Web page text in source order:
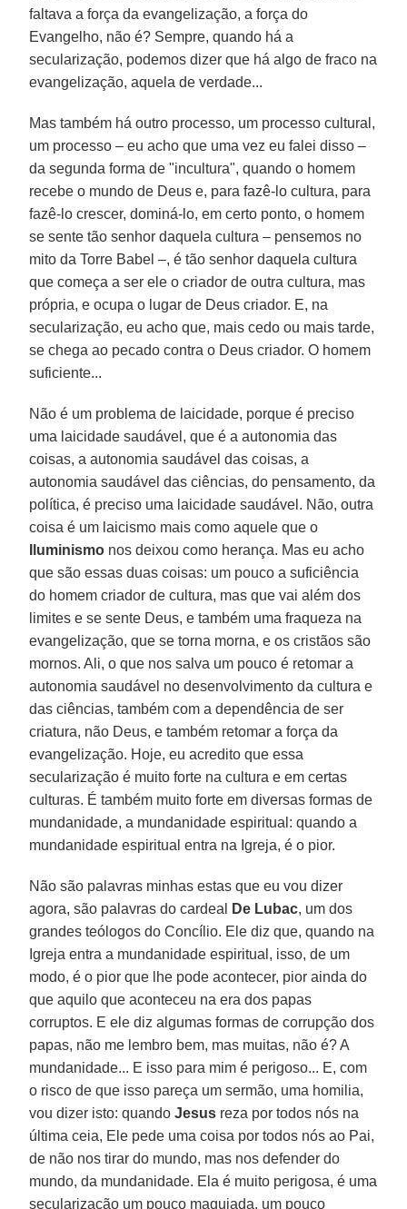
faltava a força da evangelização, a força do
Evangelho, não é? Sempre, quando há a
secularização, podemos dizer que há algo de fraco na
evangelização, aquela de verdade...
Mas também há outro processo, um processo cultural,
um processo – eu acho que uma vez eu falei disso –
da segunda forma de "incultura", quando o homem
recebe o mundo de Deus e, para fazê-lo cultura, para
fazê-lo crescer, dominá-lo, em certo ponto, o homem
se sente tão senhor daquela cultura – pensemos no
mito da Torre Babel –, é tão senhor daquela cultura
que começa a ser ele o criador de outra cultura, mas
própria, e ocupa o lugar de Deus criador. E, na
secularização, eu acho que, mais cedo ou mais tarde,
se chega ao pecado contra o Deus criador. O homem
suficiente...
Não é um problema de laicidade, porque é preciso
uma laicidade saudável, que é a autonomia das
coisas, a autonomia saudável das coisas, a
autonomia saudável das ciências, do pensamento, da
política, é preciso uma laicidade saudável. Não, outra
coisa é um laicismo mais como aquele que o
Iluminismo nos deixou como herança. Mas eu acho
que são essas duas coisas: um pouco a suficiência
do homem criador de cultura, mas que vai além dos
limites e se sente Deus, e também uma fraqueza na
evangelização, que se torna morna, e os cristãos são
mornos. Ali, o que nos salva um pouco é retomar a
autonomia saudável no desenvolvimento da cultura e
das ciências, também com a dependência de ser
criatura, não Deus, e também retomar a força da
evangelização. Hoje, eu acredito que essa
secularização é muito forte na cultura e em certas
culturas. É também muito forte em diversas formas de
mundanidade, a mundanidade espiritual: quando a
mundanidade espiritual entra na Igreja, é o pior.
Não são palavras minhas estas que eu vou dizer
agora, são palavras do cardeal
De Lubac, um dos
grandes teólogos do Concílio. Ele diz que, quando na
Igreja entra a mundanidade espiritual, isso, de um
modo, é o pior que lhe pode acontecer, pior ainda do
que aquilo que aconteceu na era dos papas
corruptos. E ele diz algumas formas de corrupção dos
papas, não me lembro bem, mas muitas, não é? A
mundanidade... E isso para mim é perigoso... E, com
o risco de que isso pareça um sermão, uma homilia,
vou dizer isto: quandoJesus reza por todos nós na
última ceia, Ele pede uma coisa por todos nós ao Pai,
de não nos tirar do mundo, mas nos defender do
mundo, da mundanidade. Ela é muito perigosa, é uma
secularização um pouco maquiada, um pouco